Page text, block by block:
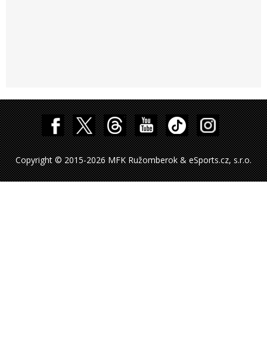
Copyright © 2015-2026 MFK Ružomberok & eSports.cz, s.r.o.